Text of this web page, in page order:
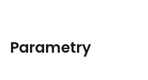
Parametry